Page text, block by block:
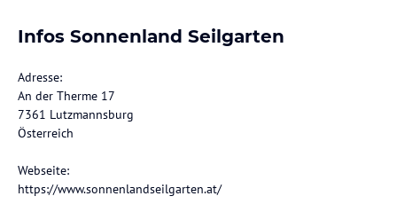
Infos Sonnenland Seilgarten
Adresse:
An der Therme 17
7361 Lutzmannsburg
Österreich
Webseite:
https://www.sonnenlandseilgarten.at/